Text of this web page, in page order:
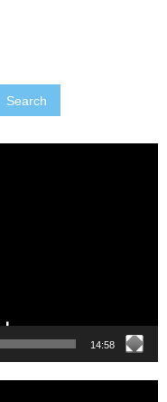
14:58